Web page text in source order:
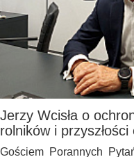
Jerzy Wcisła o
rolników i
Gościem Porannych